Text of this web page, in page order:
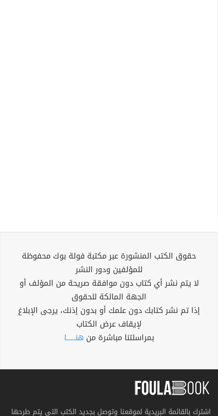
حقوق الكتب المنشورة عبر مكتبة فولة بوك محفوظة
للمؤلفين ودور النشر
لا يتم نشر أي كتاب دون موافقة صريحة من المؤلف أو
الجهة المالكة للحقوق
إذا تم نشر كتابك دون علمك أو بدون إذنك، يرجى الإبلاغ
لإيقاف عرض الكتاب
بمراسلتنا مباشرة من هنــــــا
اشترك بالقائمة البريدية لموقعنا وتوصل بجديد الكتب التي يتم طرحها